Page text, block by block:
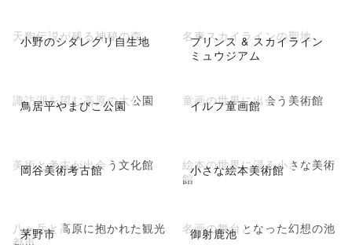
小野のシダレグリ自生地
天狗伝説が残る神秘の森
プリンス & スカイライン
ミュウジアム
名車スカイラインの聖地
鳥居平やまびこ公園
諏訪湖を望む高原の大公園 イルフ童画館
童画の世界に出会う美術館
岡谷美術考古館
美術と考古が出会う文化館 小さな絵本美術館
絵本の世界に浸る小さな美術
館
茅野市
八ヶ岳と高原に抱かれた観光
御射鹿池
名画の舞台となった幻想の池